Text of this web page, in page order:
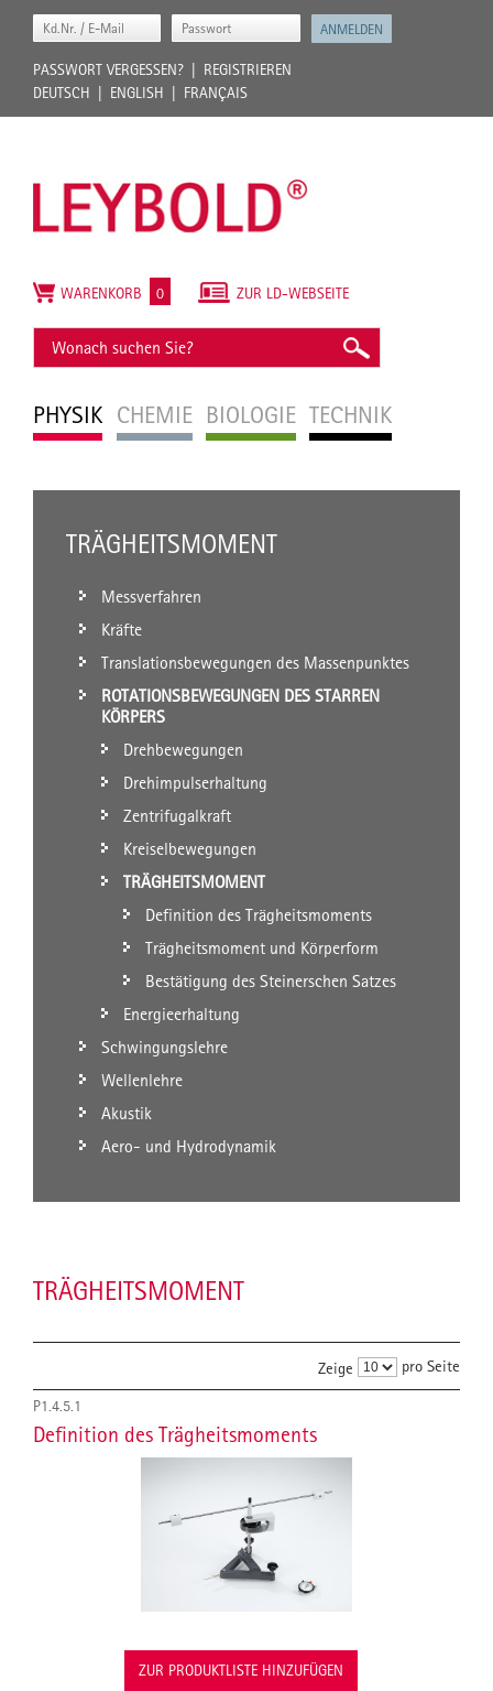
PASSWORT VERGESSEN?
REGISTRIEREN
DEUTSCH
ENGLISH FRANÇAIS
PHYSIK CHEMIE BIOLOGIE TECHNIK
ZUR LD-WEBSEITE
WARENKORB 0
TRÄGHEITSMOMENT
Messverfahren
Kräfte
Translationsbewegungen des Massenpunktes
ROTATIONSBEWEGUNGEN DES STARREN
KÖRPERS
Drehbewegungen
Drehimpulserhaltung
Zentrifugalkraft
Kreiselbewegungen
TRÄGHEITSMOMENT
Definition des Trägheitsmoments
Trägheitsmoment und Körperform
Bestätigung des Steinerschen Satzes
Energieerhaltung
Schwingungslehre
Wellenlehre
Akustik
Aero- und Hydrodynamik
TRÄGHEITSMOMENT
Zeige pro Seite
P1.4.5.1
Definition des Trägheitsmoments
ZUR PRODUKTLISTE HINZUFÜGEN